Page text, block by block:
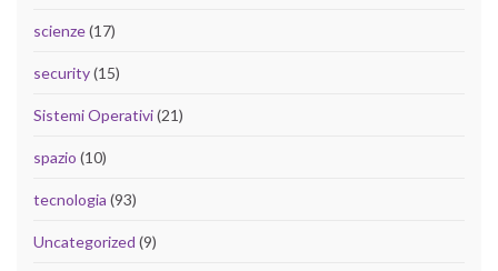
scienze(17)
security(15)
Sistemi Operativi(21)
spazio (10)
tecnologia (93)
Uncategorized (9)